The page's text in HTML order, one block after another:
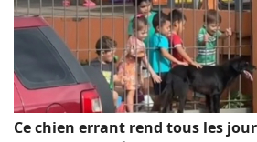
Ce chien errant rend tous les